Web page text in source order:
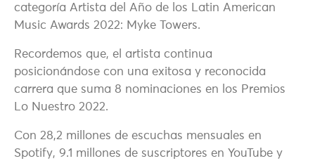
categoría Artista del Año de los Latin American
Music Awards 2022: Myke Towers.
Recordemos que, el artista continua
posicionándose con una exitosa y reconocida
carrera que suma 8 nominaciones en los Premios
Lo Nuestro 2022.
Con 28,2 millones de escuchas mensuales en
Spotify, 9.1 millones de suscriptores en YouTube y